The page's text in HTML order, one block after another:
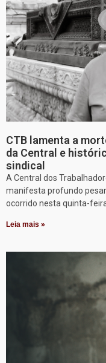
CTB lamenta a
da Central e
sindical
A Central dos
manifesta profundo
ocorrido nesta quinta-
Leia mais »